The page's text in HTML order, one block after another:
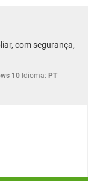
com segurança,
10 Idioma: PT